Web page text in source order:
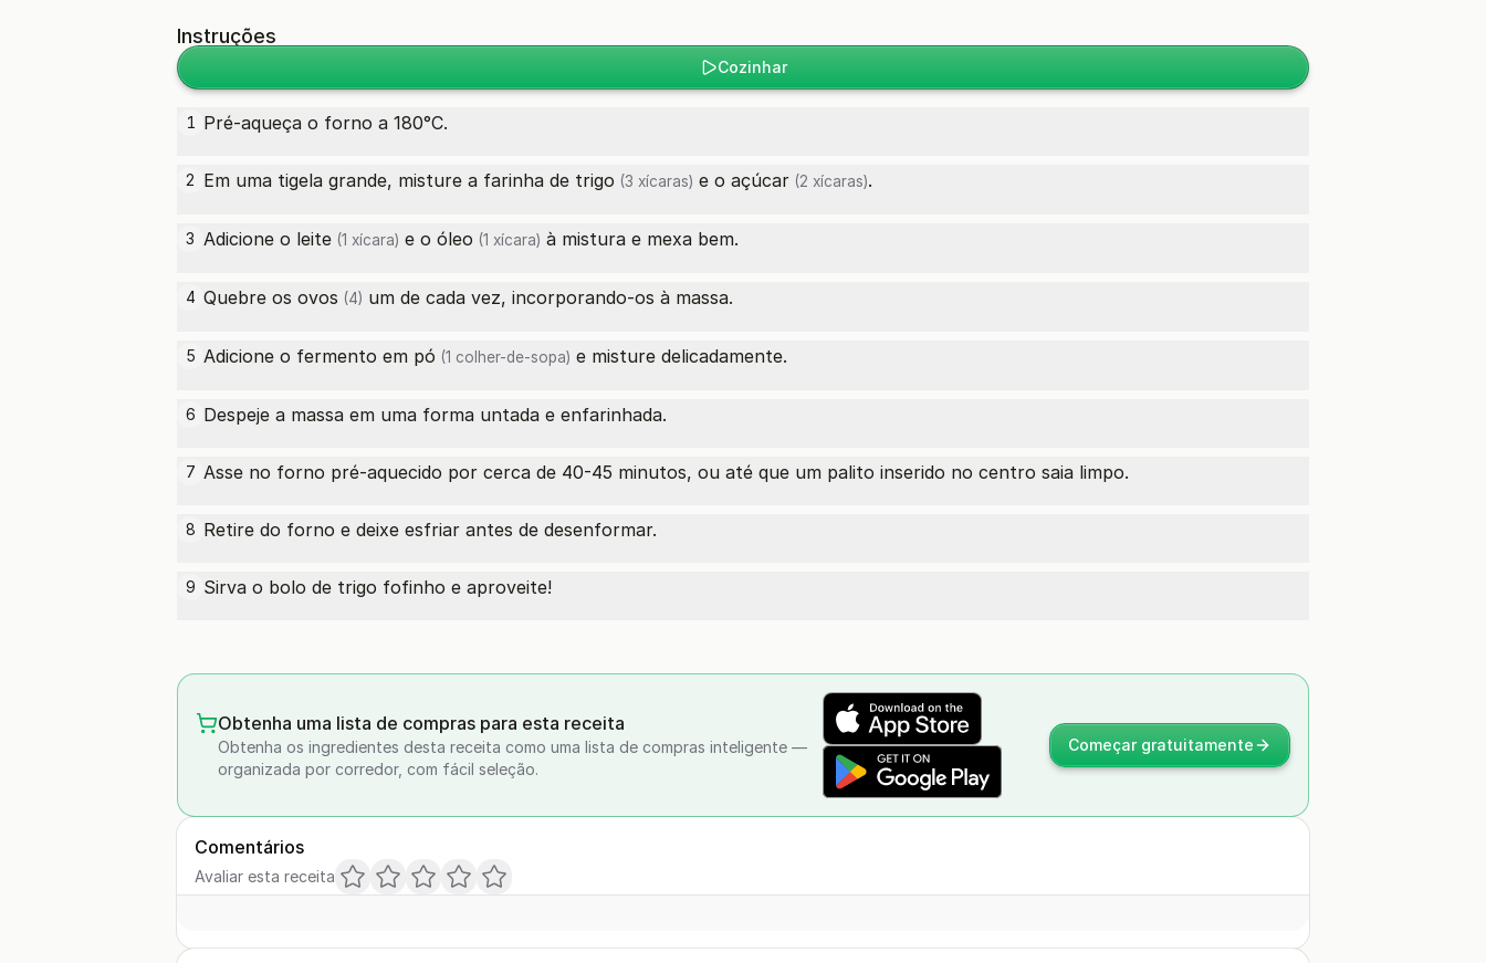
Instruções
Cozinhar
1 Pré-aqueça o forno a 180°C.
2 Em uma tigela grande, misture a farinha de trigo (3 xícaras) e o açúcar (2 xícaras).
3 Adicione o leite (1 xícara) e o óleo (1 xícara) à mistura e mexa bem.
4 Quebre os ovos (4) um de cada vez, incorporando-os à massa.
5 Adicione o fermento em pó (1 colher-de-sopa) e misture delicadamente.
6 Despeje a massa em uma forma untada e enfarinhada.
7 Asse no forno pré-aquecido por cerca de 40-45 minutos, ou até que um palito inserido no centro saia limpo.
8 Retire do forno e deixe esfriar antes de desenformar.
9 Sirva o bolo de trigo fofinho e aproveite!
Obtenha uma lista de compras para esta receita
Obtenha os ingredientes desta receita como uma lista de compras inteligente —
organizada por corredor, com fácil seleção.
Começar gratuitamente
Comentários
Avaliar esta receita